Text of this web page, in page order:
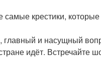
самые крестики,
и насущный
идёт. Встречайте